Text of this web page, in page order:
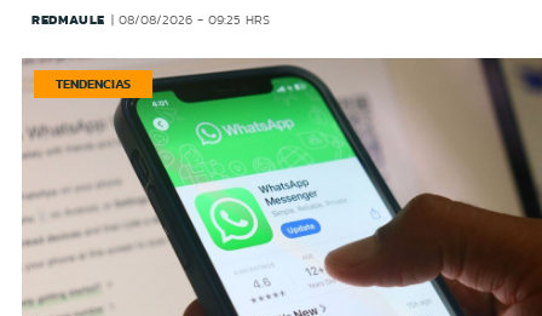
REDMAULE 08/08/2026 - 09:25 HRS
TENDENCIAS